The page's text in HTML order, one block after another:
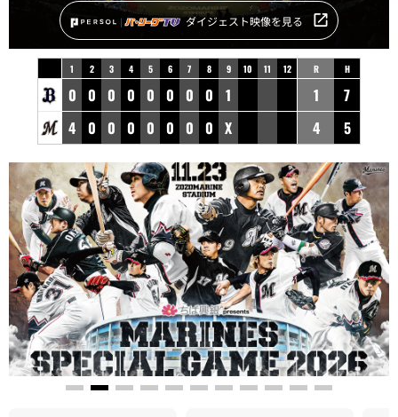
ダイジェスト映像を見る
1 2 3 4 5 6 7 8 9 10 11 12
0 0 0 0 0 0 0 0
1
4 0 0 0 0 0 0 0 X
R H
1
7
4
5